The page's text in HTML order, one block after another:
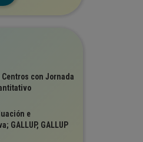
con Jornada
e
GALLUP, GALLUP